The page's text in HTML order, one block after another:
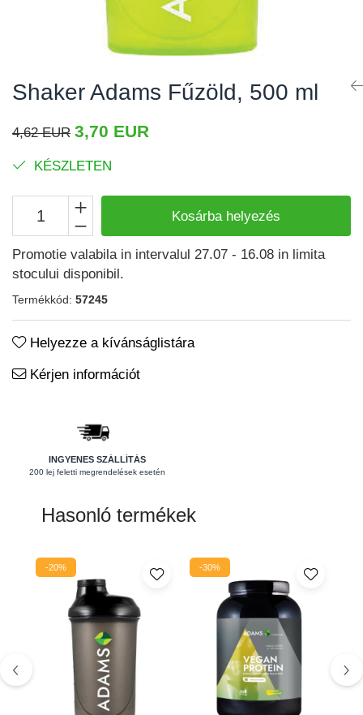
Kiegészítők
Shakerek
Sporttáskák
Fehérjeszeletek
Egyéb rudak
Keringési rendszer
Koleszterin
Menopauza
Migrén
Máj- és epe
Májvédő
Méregtelenítés
Okulárok
Pajzsmirigy
Prosztata
Szívbetegségek
Vesék
Vérszegénység
Ízületi problémák
Öregedésgátlás, szépség
Shaker Adams Fűzöld, 500 ml
4,62 EUR 3,70 EUR
KÉSZLETEN
Kosárba helyezés
Promotie valabila in intervalul 27.07 - 16.08 in limita
stocului disponibil.
Termékkód: 57245
Helyezze a kívánságlistára
Kérjen információt
INGYENES SZÁLLÍTÁS
200 lej feletti megrendelések esetén
Hasonló termékek
-20% -30%